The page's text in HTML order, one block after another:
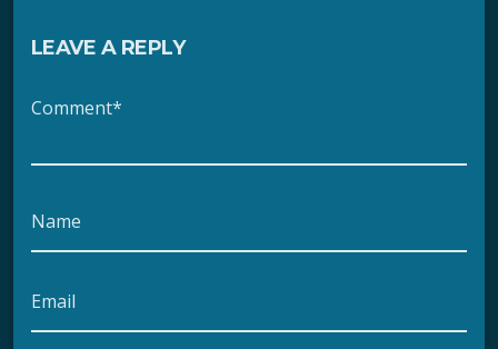
LEAVE A REPLY
Comment*
Name
Email